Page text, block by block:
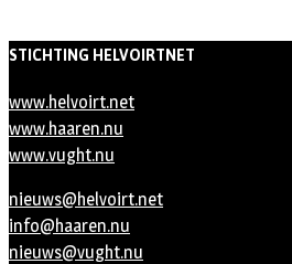
STICHTING HELVOIRTNET
www.helvoirt.net
www.haaren.nu
www.vught.nu
nieuws@helvoirt.net
info@haaren.nu
nieuws@vught.nu